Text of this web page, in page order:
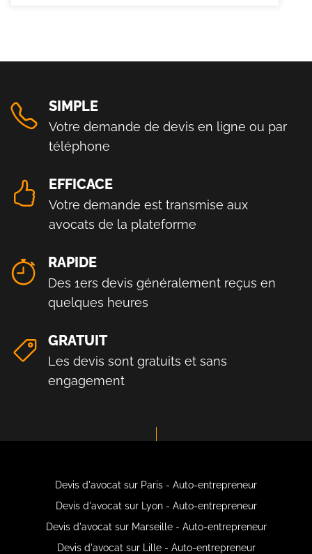
SIMPLE
Votre demande de devis en ligne ou par
téléphone
EFFICACE
Votre demande est transmise aux
avocats de la plateforme
RAPIDE
Des 1ers devis généralement reçus en
quelques heures
GRATUIT
Les devis sont gratuits et sans
engagement
Devis d'avocat sur Paris - Auto-entrepreneur
Devis d'avocat sur Lyon - Auto-entrepreneur
Devis d'avocat sur Marseille - Auto-entrepreneur
Devis d'avocat sur Lille - Auto-entrepreneur